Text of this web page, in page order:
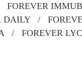
FOREVER
DAILY /
/ FOREVER